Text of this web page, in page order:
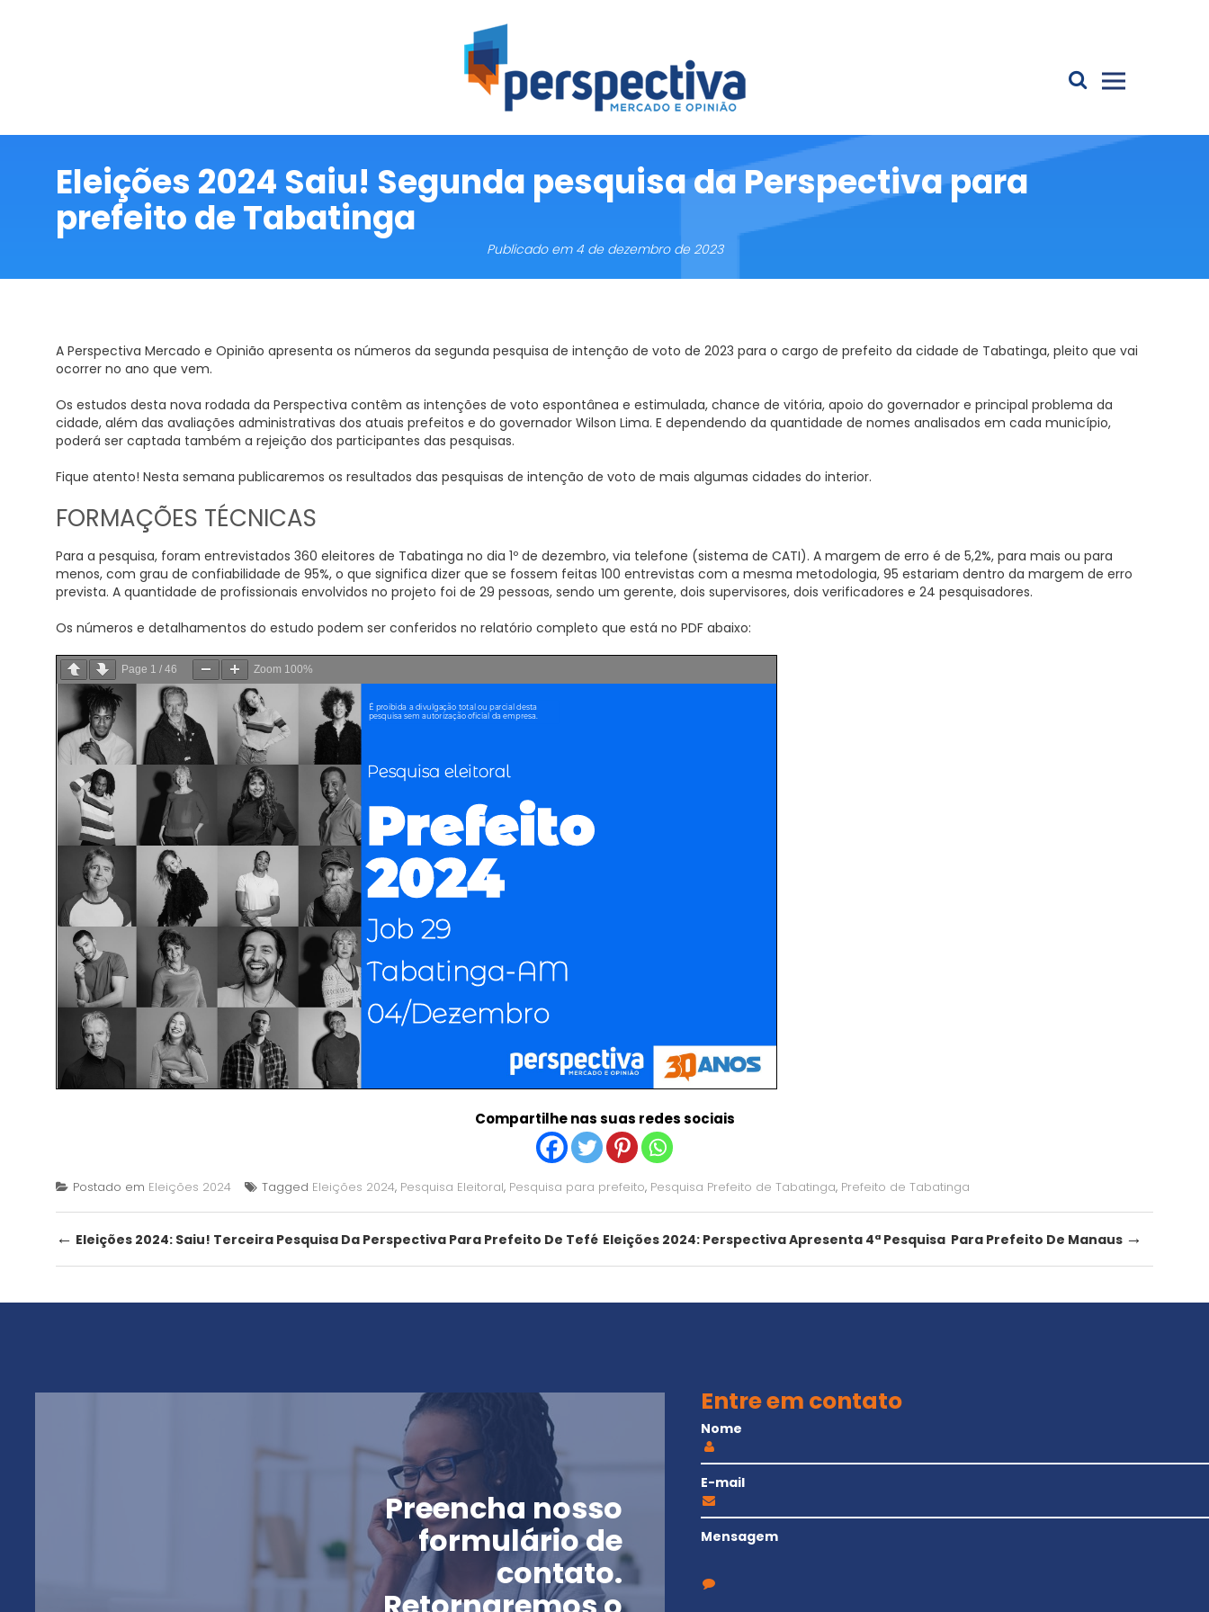
Perspectiva
Pesquisas Mercadológica, de Opinião e Eleitoral
Eleições 2024 Saiu! Segunda pesquisa da Perspectiva para
prefeito de Tabatinga
Publicado em 4 de dezembro de 2023
A Perspectiva Mercado e Opinião apresenta os números da segunda pesquisa de intenção de voto de 2023 para o cargo de prefeito da cidade de Tabatinga, pleito que vai
ocorrer no ano que vem.
Os estudos desta nova rodada da Perspectiva contêm as intenções de voto espontânea e estimulada, chance de vitória, apoio do governador e principal problema da
cidade, além das avaliações administrativas dos atuais prefeitos e do governador Wilson Lima. E dependendo da quantidade de nomes analisados em cada município,
poderá ser captada também a rejeição dos participantes das pesquisas.
Fique atento! Nesta semana publicaremos os resultados das pesquisas de intenção de voto de mais algumas cidades do interior.
FORMAÇÕES TÉCNICAS
Para a pesquisa, foram entrevistados 360 eleitores de Tabatinga no dia 1º de dezembro, via telefone (sistema de CATI). A margem de erro é de 5,2%, para mais ou para
menos, com grau de confiabilidade de 95%, o que significa dizer que se fossem feitas 100 entrevistas com a mesma metodologia, 95 estariam dentro da margem de erro
prevista. A quantidade de profissionais envolvidos no projeto foi de 29 pessoas, sendo um gerente, dois supervisores, dois verificadores e 24 pesquisadores.
Os números e detalhamentos do estudo podem ser conferidos no relatório completo que está no PDF abaixo:
Page 1 / 46 Zoom 100%
Compartilhe nas suas redes sociais
Postado em Eleições 2024 Tagged Eleições 2024, Pesquisa Eleitoral, Pesquisa para prefeito, Pesquisa Prefeito de Tabatinga, Prefeito de Tabatinga
Post
navigation
← Eleições 2024: Saiu! Terceira Pesquisa Da Perspectiva Para Prefeito De Tefé Eleições 2024: Perspectiva Apresenta 4ª Pesquisa Para Prefeito De Manaus →
Preencha nosso
formulário de
contato.
Entre em contato
Nome
E-mail
Mensagem